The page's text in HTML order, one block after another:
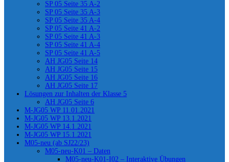
SP 05 Seite 35 A-2
SP 05 Seite 35 A-3
SP 05 Seite 35 A-4
SP 05 Seite 41 A-2
SP 05 Seite 41 A-3
SP 05 Seite 41 A-4
SP 05 Seite 41 A-5
AH JG05 Seite 14
AH JG05 Seite 15
AH JG05 Seite 16
AH JG05 Seite 17
Lösungen zur Inhalten der Klasse 5
AH JG05 Seite 6
M-JG05 WP 11.01.2021
M-JG05 WP 13.1.2021
M-JG05 WP 14.1.2021
M-JG05 WP 15.1.2021
M05-neu (ab SJ22/23)
M05-neu-K01 – Daten
M05-neu-K01-I02 – Interaktive Übungen